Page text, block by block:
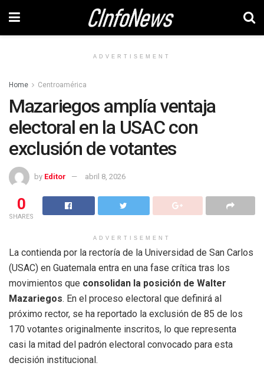
ADVERTISEMENT
Home Centroamérica
Mazariegos amplía ventaja
electoral en la USAC con
exclusión de votantes
by Editor abril 8, 2026
0
SHARES
ADVERTISEMENT
La contienda por la rectoría de la Universidad de San Carlos
(USAC) en Guatemala entra en una fase crítica tras los
movimientos que consolidan la posición de Walter
Mazariegos. En el proceso electoral que definirá al
próximo rector, se ha reportado la exclusión de 85 de los
170 votantes originalmente inscritos, lo que representa
casi la mitad del padrón electoral convocado para esta
decisión institucional.